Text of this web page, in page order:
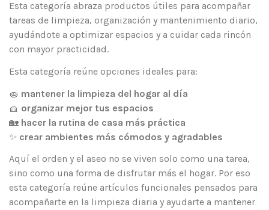
Esta categoría abraza productos útiles para acompañar
tareas de limpieza, organización y mantenimiento diario,
ayudándote a optimizar espacios y a cuidar cada rincón
con mayor practicidad.
Esta categoría reúne opciones ideales para:
🧽 mantener la limpieza del hogar al día
🧺 organizar mejor tus espacios
🏡 hacer la rutina de casa más práctica
✨ crear ambientes más cómodos y agradables
Aquí el orden y el aseo no se viven solo como una tarea,
sino como una forma de disfrutar más el hogar. Por eso
esta categoría reúne artículos funcionales pensados para
acompañarte en la limpieza diaria y ayudarte a mantener